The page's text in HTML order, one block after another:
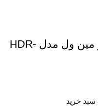
منبع تغذیه 24 ولت 2.5 آمپر مین ول مدل HDR-
سبد خرید